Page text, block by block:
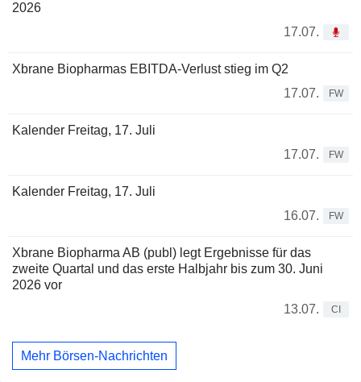
2026
17.07.
Xbrane Biopharmas EBITDA-Verlust stieg im Q2
17.07.
FW
Kalender Freitag, 17. Juli
17.07.
FW
Kalender Freitag, 17. Juli
16.07.
FW
Xbrane Biopharma AB (publ) legt Ergebnisse für das
zweite Quartal und das erste Halbjahr bis zum 30. Juni
2026 vor
13.07.
CI
Mehr Börsen-Nachrichten